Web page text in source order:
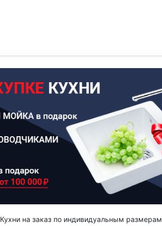
Кухни на заказ по индивидуальным размерам